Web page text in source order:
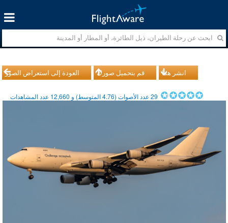
العودة إلى استعراض الصور قم بتحميل صورك انشر هذا
29عدد الأصوات (4.76المتوسط) و 12,660 عدد المشاهدات